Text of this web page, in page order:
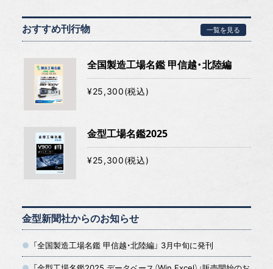
おすすめ刊行物 一覧を見る
全国製造工場名鑑 甲信越・北陸編
¥25,300(税込)
金型工場名鑑2025
¥25,300(税込)
金型新聞社からのお知らせ
「全国製造工場名鑑 甲信越・北陸編」 3月中旬に発刊